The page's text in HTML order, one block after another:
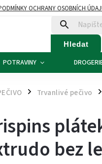
OCHRANY OSOBNÍCH
KONTAKTY
Hledat
POTRAVINY
/ Trvanlivé pečivo /
bez